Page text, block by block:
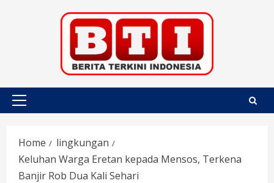
Primary
Home
lingkungan
Keluhan Warga Eretan kepada Mensos, Terkena
Banjir Rob Dua Kali Sehari